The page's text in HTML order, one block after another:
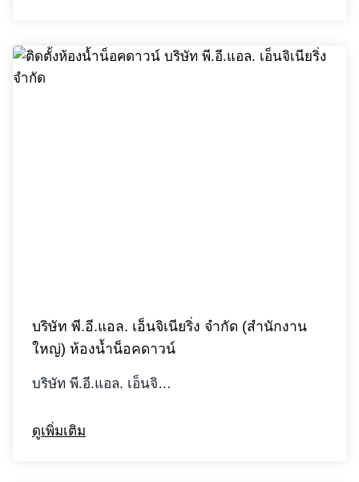
บริษัท พี.อี.แอล. เอ็นจิเนียริ่ง จำกัด (สำนักงาน
ใหญ่) ห้องน้ำน็อคดาวน์
บริษัท พี.อี.แอล. เอ็นจิ…
ดูเพิ่มเติม